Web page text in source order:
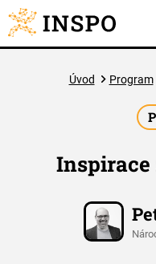
Přejít na hlavní menu
Přejít na obsah
Přejít na kontakt
Úvod Program
Inspirace